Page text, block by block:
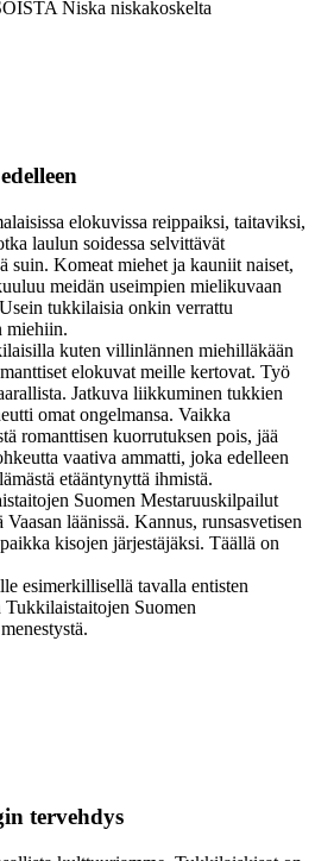
Niska niskakoskelta
elokuvissa reippaiksi, taitaviksi,
laulun soidessa selvittävät
suin. Komeat miehet ja kauniit naiset,
meidän useimpien mielikuvaan
tukkilaisia onkin verrattu
miehiin.
kuten villinlännen miehilläkään
elokuvat meille kertovat. Työ
Jatkuva liikkuminen tukkien
omat ongelmansa. Vaikka
romanttisen kuorrutuksen pois, jää
vaativa ammatti, joka edelleen
etääntynyttä ihmistä.
Suomen Mestaruuskilpailut
läänissä. Kannus, runsasvetisen
kisojen järjestäjäksi. Täällä on
esimerkillisellä tavalla entisten
Suomen
tervehdys